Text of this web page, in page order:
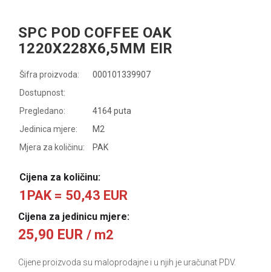
SPC POD COFFEE OAK
1220X228X6,5MM EIR
Šifra proizvoda:
000101339907
Dostupnost:
Pregledano:
4164 puta
Jedinica mjere:
M2
Mjera za količinu:
PAK
Cijena za količinu:
1PAK = 50,43 EUR
Cijena za jedinicu mjere:
25,90 EUR / m2
Cijene proizvoda su maloprodajne i u njih je uračunat PDV.